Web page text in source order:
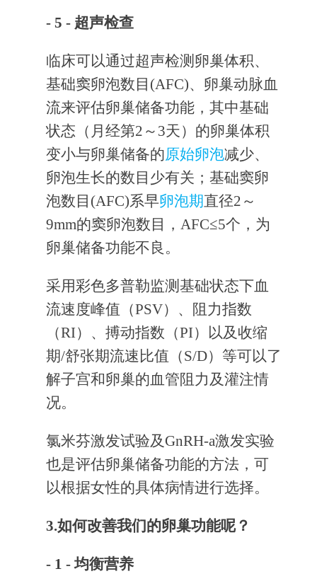
- 5 - 超声检查
临床可以通过超声检测卵巢体积、
基础窦卵泡数目(AFC)、卵巢动脉血
流来评估卵巢储备功能，其中基础
状态（月经第2～3天）的卵巢体积
变小与卵巢储备的原始卵泡减少、
卵泡生长的数目少有关；基础窦卵
泡数目(AFC)系早卵泡期直径2～
9mm的窦卵泡数目，AFC≤5个，为
卵巢储备功能不良。
采用彩色多普勒监测基础状态下血
流速度峰值（PSV）、阻力指数
（RI）、搏动指数（PI）以及收缩
期/舒张期流速比值（S/D）等可以了
解子宫和卵巢的血管阻力及灌注情
况。
氯米芬激发试验及GnRH-a激发实验
也是评估卵巢储备功能的方法，可
以根据女性的具体病情进行选择。
3.如何改善我们的卵巢功能呢？
- 1 - 均衡营养